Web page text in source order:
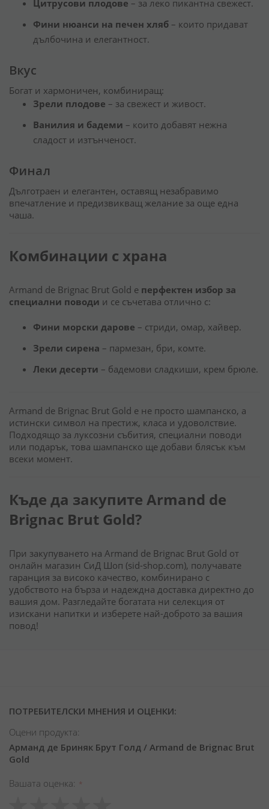
Цитрусови плодове – за леко пикантна свежест.
Фини нюанси на печен хляб – които придават
дълбочина и елегантност.
Вкус
Богат и хармоничен, комбиниращ:
Зрели плодове – за свежест и живост.
Ванилия и бадеми – които добавят нежна
сладост и изтънченост.
Финал
Дълготраен и елегантен, оставящ незабравимо
впечатление и предизвикващ желание за още една
чаша.
Комбинации с храна
Armand de Brignac Brut Gold е перфектен избор за
специални поводи и се съчетава отлично с:
Фини морски дарове – стриди, омар, хайвер.
Зрели сирена – пармезан, бри, комте.
Леки десерти – бадемови сладкиши, крем брюле.
Armand de Brignac Brut Gold е не просто шампанско, а
истински символ на престиж, класа и удоволствие.
Подходящо за луксозни събития, специални поводи
или подарък, това шампанско ще добави блясък към
всеки момент.
Къде да закупите Armand de
Brignac Brut Gold?
При закупуването на Armand de Brignac Brut Gold от
онлайн магазин СиД Шоп (sid-shop.com), получавате
гаранция за високо качество, комбинирано с
удобството на бърза и надеждна доставка директно до
вашия дом. Разгледайте богатата ни селекция от
изискани напитки и изберете най-доброто за вашия
повод!
ПОТРЕБИТЕЛСКИ МНЕНИЯ И ОЦЕНКИ:
Оцени продукта:
Арманд де Бриняк Брут Голд / Armand de Brignac Brut
Gold
Вашата оценка